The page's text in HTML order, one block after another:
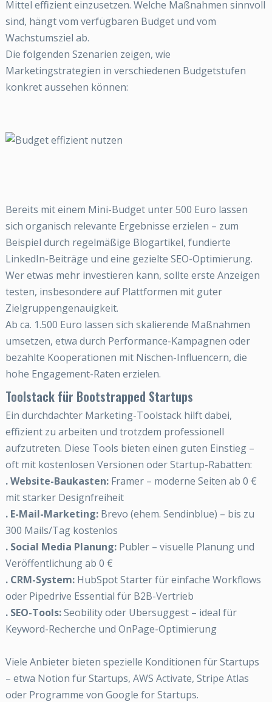
Mittel effizient einzusetzen. Welche Maßnahmen sinnvoll
sind, hängt vom verfügbaren Budget und vom
Wachstumsziel ab.
Die folgenden Szenarien zeigen, wie
Marketingstrategien in verschiedenen Budgetstufen
konkret aussehen können:
Bereits mit einem Mini-Budget unter 500 Euro lassen
sich organisch relevante Ergebnisse erzielen – zum
Beispiel durch regelmäßige Blogartikel, fundierte
LinkedIn-Beiträge und eine gezielte SEO-Optimierung.
Wer etwas mehr investieren kann, sollte erste Anzeigen
testen, insbesondere auf Plattformen mit guter
Zielgruppengenauigkeit.
Ab ca. 1.500 Euro lassen sich skalierende Maßnahmen
umsetzen, etwa durch Performance-Kampagnen oder
bezahlte Kooperationen mit Nischen-Influencern, die
hohe Engagement-Raten erzielen.
Toolstack für Bootstrapped Startups
Ein durchdachter Marketing-Toolstack hilft dabei,
effizient zu arbeiten und trotzdem professionell
aufzutreten. Diese Tools bieten einen guten Einstieg –
oft mit kostenlosen Versionen oder Startup-Rabatten:
. Website-Baukasten:Framer – moderne Seiten ab 0 €
mit starker Designfreiheit
. E-Mail-Marketing:Brevo (ehem. Sendinblue) – bis zu
300 Mails/Tag kostenlos
. Social Media Planung:Publer – visuelle Planung und
Veröffentlichung ab 0 €
. CRM-System:HubSpot Starter für einfache Workflows
oder Pipedrive Essential für B2B-Vertrieb
. SEO-Tools:Seobility oder Ubersuggest – ideal für
Keyword-Recherche und OnPage-Optimierung
Viele Anbieter bieten spezielle Konditionen für Startups
– etwa Notion für Startups, AWS Activate, Stripe Atlas
oder Programme von Google for Startups.